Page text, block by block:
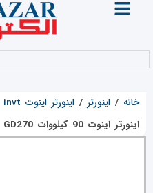
خانه / اینورتر / اینورتر اینوت invt
اینورتر اینوت 90 کیلووات GD270